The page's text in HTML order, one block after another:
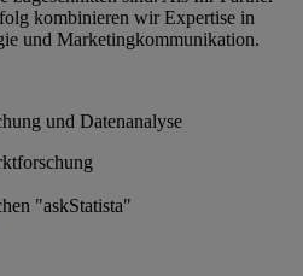
kombinieren wir Expertise in
und Marketingkommunikation.
und Datenanalyse
"askStatista"